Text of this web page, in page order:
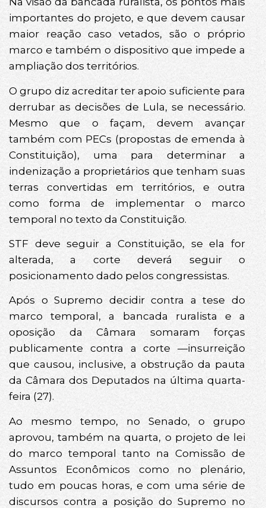
importantes do projeto, e que devem causar
maior reação caso vetados, são o próprio
marco e também o dispositivo que impede a
ampliação dos territórios.
O grupo diz acreditar ter apoio suficiente para
derrubar as decisões de Lula, se necessário.
Mesmo que o façam, devem avançar
também com PECs (propostas de emenda à
Constituição), uma para determinar a
indenização a proprietários que tenham suas
terras convertidas em territórios, e outra
como forma de implementar o marco
temporal no texto da Constituição.
STF deve seguir a Constituição, se ela for
alterada, a corte deverá seguir o
posicionamento dado pelos congressistas.
Após o Supremo decidir contra a tese do
marco temporal, a bancada ruralista e a
oposição da Câmara somaram forças
publicamente contra a corte —insurreição
que causou, inclusive, a obstrução da pauta
da Câmara dos Deputados na última quarta-
feira (27).
Ao mesmo tempo, no Senado, o grupo
aprovou, também na quarta, o projeto de lei
do marco temporal tanto na Comissão de
Assuntos Econômicos como no plenário,
tudo em poucas horas, e com uma série de
discursos contra a posição do Supremo no